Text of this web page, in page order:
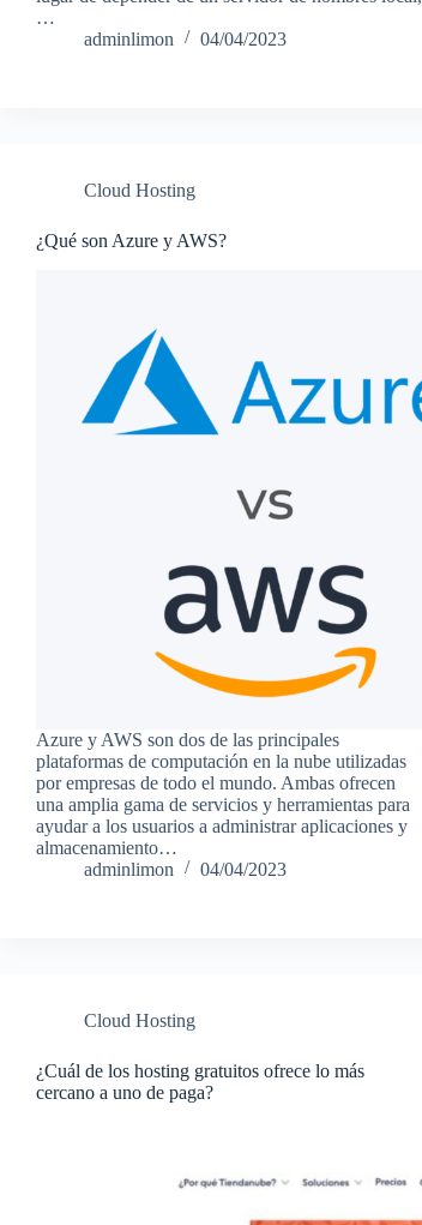
…
adminlimon
04/04/2023
Cloud Hosting
¿Qué son Azure y AWS?
Azure y AWS son dos de las principales
plataformas de computación en la nube utilizadas
por empresas de todo el mundo. Ambas ofrecen
una amplia gama de servicios y herramientas para
ayudar a los usuarios a administrar aplicaciones y
almacenamiento…
adminlimon
04/04/2023
Cloud Hosting
¿Cuál de los hosting gratuitos ofrece lo más
cercano a uno de paga?